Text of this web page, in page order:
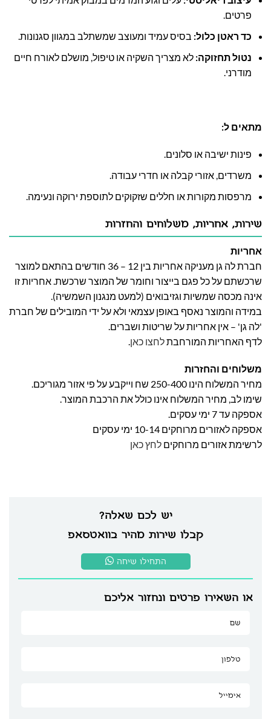
פרטים.
כד ראטן כלול: בסיס עמיד ומעוצב שמשתלב במגוון סגנונות.
נטול תחזוקה: לא מצריך השקיה או טיפול, מושלם לאורח חיים
מודרני.
מתאים ל:
פינות ישיבה או סלונים.
משרדים, אזורי קבלה או חדרי עבודה.
מרפסות מקורות או חללים שזקוקים לתוספת ירוקה ונעימה.
יש לכם שאלה?
קבלו שירות מהיר בוואטסאפ
התחילו שיחה
או השאירו פרטים ונחזור אליכם
שירות, אחריות, משלוחים והחזרות
אחריות
חברת לה גן מעניקה אחריות בין 12 – 36 חודשים בהתאם למוצר
שרכשתם על כל פגם בייצור וחומר של המוצר שרכשת. אחריות זו
אינה מכסה שמשיות וגזיבואים (למעט מנגנון השמשיה).
במידה והמוצר נאסף באופן עצמאי ולא על ידי המובילים של חברת
'לה גן' – אין אחריות על שריטות ושברים.
לדף האחריות המורחבתלחצו כאן.
משלוחים והחזרות
מחיר המשלוח הינו 250-400 שח וייקבע על פי אזור מגוריכם.
שימו לב, מחיר המשלוח אינו כולל את הרכבת המוצר.
אספקה עד 7 ימי עסקים.
אספקה לאזורים מרוחקים 10-14 ימי עסקים
לרשימת אזורים מרוחקים לחץ כאן